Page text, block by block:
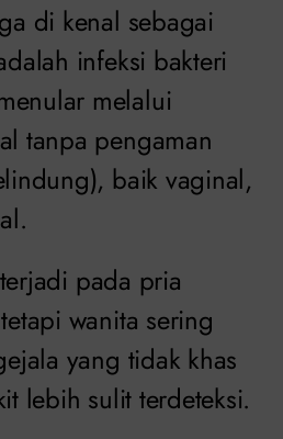
di kenal sebagai
infeksi bakteri
melalui
tanpa pengaman
baik vaginal,
pada pria
wanita sering
yang tidak khas
lebih sulit terdeteksi.